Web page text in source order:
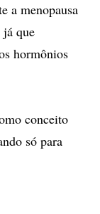
a menopausa
que
hormônios
conceito
só para